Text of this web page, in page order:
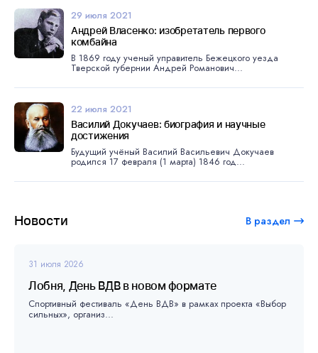
Новости В раздел
31 июля 2026
Лобня, День ВДВ в новом формате
Спортивный фестиваль «День ВДВ» в рамках проекта «Выбор
сильных», организ...
29 июля 2021
Андрей Власенко: изобретатель первого
комбайна
В 1869 году ученый управитель Бежецкого уезда
Тверской губернии Андрей Романович...
22 июля 2021
Василий Докучаев: биография и научные
достижения
Будущий учёный Василий Васильевич Докучаев
родился 17 февраля (1 марта) 1846 год...